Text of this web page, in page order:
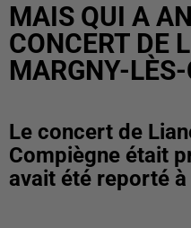
MAIS QUI A
CONCERT DE
MARGNY-
Le concert de
Compiègne était
avait été reporté